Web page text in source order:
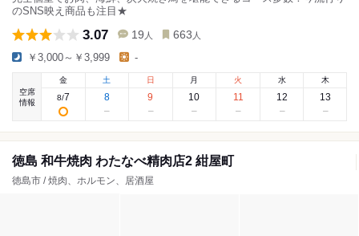
のSNS映え商品も注目★
3.07 19 人 663 人
￥3,000～￥3,999 -
空席
情報
金
8/7
土
8
日
9
月
10
火
11
水
12
木
13
徳島 和牛焼肉 わたなべ精肉店2 紺屋町
徳島市 / 焼肉、ホルモン、居酒屋